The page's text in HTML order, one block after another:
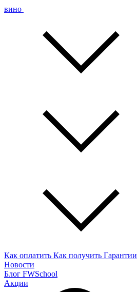
вино
Как оплатить Как получить Гарантии
Новости
Блог FWSchool
Акции